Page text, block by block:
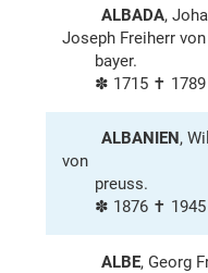
ALBADA,
Joseph Freiherr von
bayer.
✽ 1715 ✝ 1789
ALBANIEN,
von
preuss.
✽ 1876 ✝ 1945
ALBE, Georg